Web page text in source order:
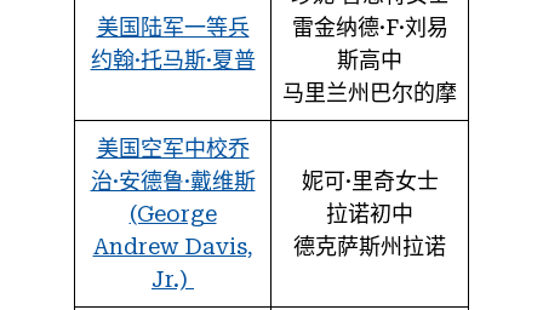
美国陆军一等兵
约翰·托马斯·夏普
雷金纳德·F·刘易
斯高中
马里兰州巴尔的摩
美国空军中校乔
治·安德鲁·戴维斯
(George
Andrew Davis,
Jr.)
妮可·里奇女士
拉诺初中
德克萨斯州拉诺